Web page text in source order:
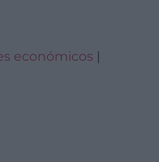
económicos |